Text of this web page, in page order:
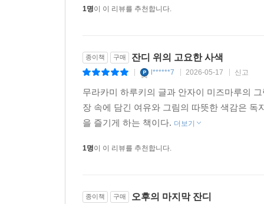
1명이 이 리뷰를 추천합니다.
종이책 구매 잔디 위의 고요한 사색
l******7 2026-05-17 신고
무라카미 하루키의 글과 안자이 미즈마루의
장 속에 담긴 여유와 그림의 따뜻한 색감은
을 즐기게 하는 책이다. 더보기
1명이 이 리뷰를 추천합니다.
종이책 구매 오후의 마지막 잔디